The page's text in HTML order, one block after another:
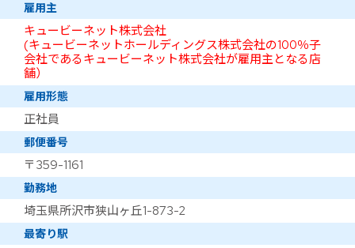
雇用主
キュービーネット株式会社
(キュービーネットホールディングス株式会社の100％子
会社であるキュービーネット株式会社が雇用主となる店
舗）
雇用形態
正社員
郵便番号
〒359-1161
勤務地
埼玉県所沢市狭山ヶ丘1-873-2
最寄り駅